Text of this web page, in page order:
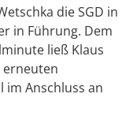
die SGD in
in Führung. Dem
ließ Klaus
erneuten
Anschluss an